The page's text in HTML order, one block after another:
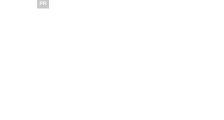
PR